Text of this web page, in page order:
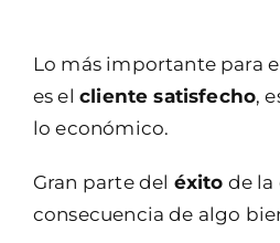
Lo más importante para
es elcliente satisfecho,
lo económico.
Gran parte del éxito de la
consecuencia de algo